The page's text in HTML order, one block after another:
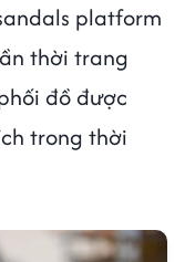
platform
thời trang
đồ được
trong thời